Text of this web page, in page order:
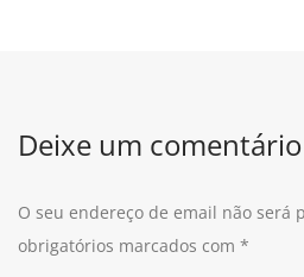
Deixe um comentário
O seu endereço de email não será
obrigatórios marcados com *